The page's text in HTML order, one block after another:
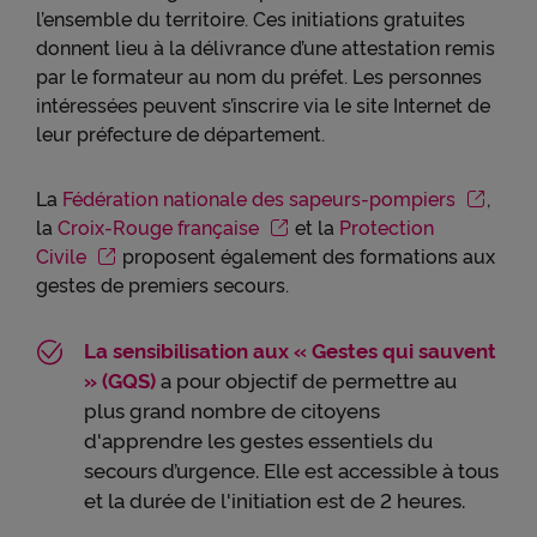
l’ensemble du territoire. Ces initiations gratuites
donnent lieu à la délivrance d’une attestation remis
par le formateur au nom du préfet. Les personnes
intéressées peuvent s’inscrire via le site Internet de
leur préfecture de département.
La Fédération nationale des sapeurs-pompiers
,
la Croix-Rouge française et la Protection
Civile
proposent également des formations aux
gestes de premiers secours.
La sensibilisation aux « Gestes qui sauvent
» (GQS)a pour objectif de permettre au
plus grand nombre de citoyens
d'apprendre les gestes essentiels du
secours d’urgence. Elle est accessible à tous
et la durée de l'initiation est de 2 heures.
Pour obtenir plus d'information sur les cookies, vous
pouvez consulter notreCharte relative aux cookies.
En cliquant sur « Continuer sans accepter » vous
indiquez votre refus et seuls les cookies nécessaires
au bon fonctionnement du Site et/ou à vous